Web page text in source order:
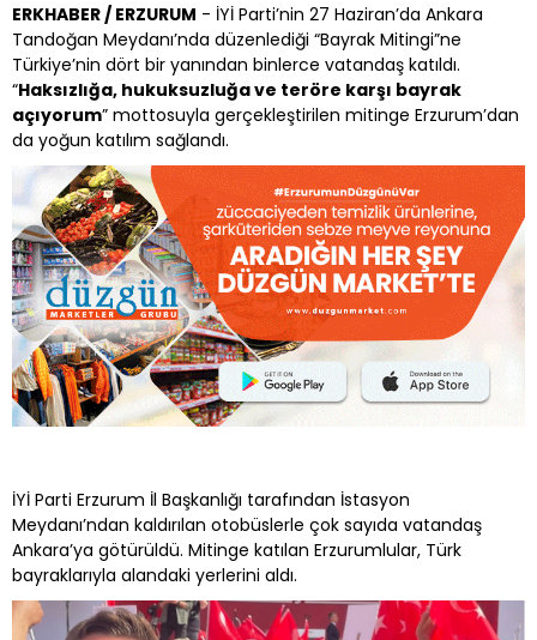
ERKHABER / ERZURUM - İYİ Parti’nin 27 Haziran’da Ankara
Tandoğan Meydanı’nda düzenlediği “Bayrak Mitingi”ne
Türkiye’nin dört bir yanından binlerce vatandaş katıldı.
“Haksızlığa, hukuksuzluğa ve teröre karşı bayrak
açıyorum” mottosuyla gerçekleştirilen mitinge Erzurum’dan
da yoğun katılım sağlandı.
İYİ Parti Erzurum İl Başkanlığı tarafından İstasyon
Meydanı’ndan kaldırılan otobüslerle çok sayıda vatandaş
Ankara’ya götürüldü. Mitinge katılan Erzurumlular, Türk
bayraklarıyla alandaki yerlerini aldı.